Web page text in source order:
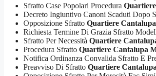
Sfratto Case Popolari Procedura
Decreto Ingiuntivo Canoni Scaduti Dopo
Opposizione Sfratto Quartiere
Richiesta Termine Di Grazia Sfratto
Sfratto Per Necessità Quartiere
Procedura Sfratto Quartiere Cantalupa
Notifica Ordinanza Convalida Sfratto E
Preavviso Di Sfratto Quartiere